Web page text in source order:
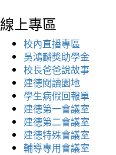
線上專區
校內直播專區
吳鴻麟獎助學金
校長爸爸說故事
建德閱讀園地
學生病假回報單
建德第一會議室
建德第二會議室
建德特殊會議室
輔導專用會議室